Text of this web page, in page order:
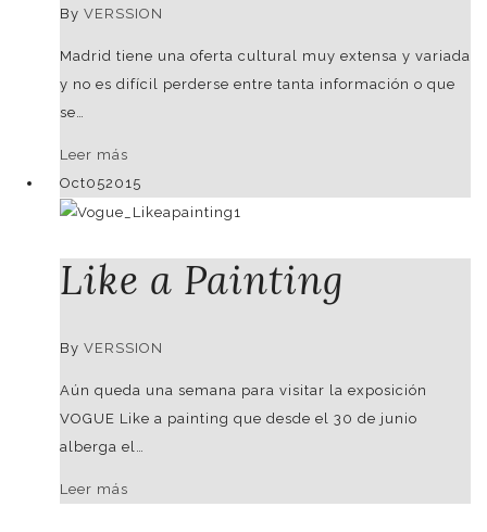
By VERSSION
Madrid tiene una oferta cultural muy extensa y variada
y no es difícil perderse entre tanta información o que
se…
Leer más
Oct052015
Like a Painting
By VERSSION
Aún queda una semana para visitar la exposición
VOGUE Like a painting que desde el 30 de junio
alberga el…
Leer más